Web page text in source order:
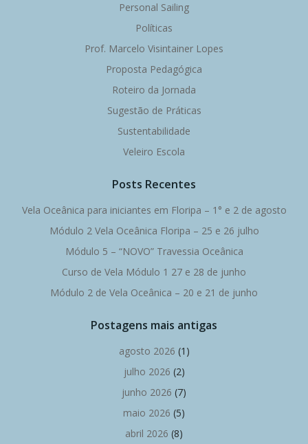
Personal Sailing
Políticas
Prof. Marcelo Visintainer Lopes
Proposta Pedagógica
Roteiro da Jornada
Sugestão de Práticas
Sustentabilidade
Veleiro Escola
Posts Recentes
Vela Oceânica para iniciantes em Floripa – 1° e 2 de agosto
Módulo 2 Vela Oceânica Floripa – 25 e 26 julho
Módulo 5 – “NOVO” Travessia Oceânica
Curso de Vela Módulo 1 27 e 28 de junho
Módulo 2 de Vela Oceânica – 20 e 21 de junho
Postagens mais antigas
agosto 2026 (1)
julho 2026 (2)
junho 2026 (7)
maio 2026 (5)
abril 2026 (8)